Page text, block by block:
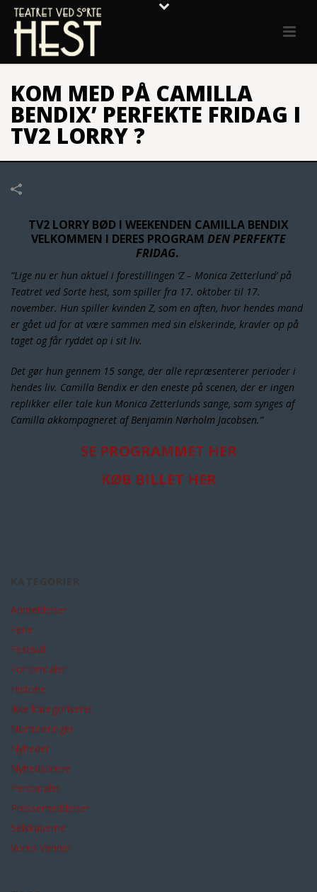
KOM MED PÅ CAMILLA
BENDIX’ PERFEKTE FRIDAG I
TV2 LORRY ?
TV2 LORRY BØD I WEEKENDEN CAMILLA BENDIX
VELKOMMEN I DERES PROGRAM DEN PERFEKTE
FRIDAG.
“Lige nu er hun aktuel i forestillingen ‘Z – Monica Zetterlund’ på
Teatret ved Sorte hest, som spiller fra 17. oktober til 17.
november. Hun spiller kvinden Z, som en aften, hvor hendes mand
er gået ud for at være sammen med sin elskerinde, kravler op på
taget og får ryddet op i sit liv.
Det gør hun gennem 15 sange, der alle repræsenterer perioder i
hendes liv. Camilla Bendix er den eneste på scenen, der er ingen
replikker eller tale kun Monica Zetterlunds sange, som synges af
Camilla akkompagneret af Benjamin Nørholm Jacobsen.”
SE PROGRAMMET HER
KØB BILLET HER
Anmeldelser
Ferie
Festival
For-omtaler
Historie
Ikke kategoriseret
Nomineringer
Nyheder
Nyhedsbreve
Personalet
Pressemeddelser
Selskaberne
Vores Venner